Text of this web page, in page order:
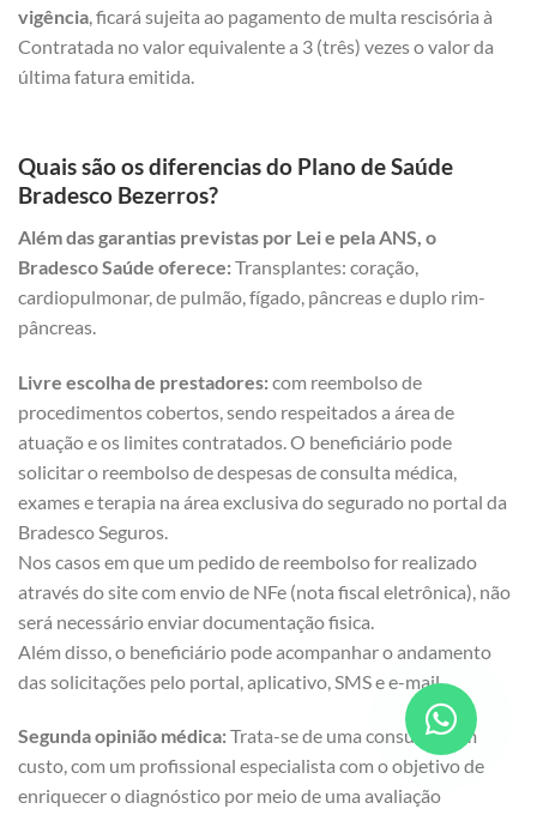
vigência, ficará sujeita ao pagamento de multa rescisória à
Contratada no valor equivalente a 3 (três) vezes o valor da
última fatura emitida.
Quais são os diferencias do Plano de Saúde
Bradesco Bezerros?
Além das garantias previstas por Lei e pela ANS, o
Bradesco Saúde oferece:Transplantes: coração,
cardiopulmonar, de pulmão, fígado, pâncreas e duplo rim-
pâncreas.
Livre escolha de prestadores:com reembolso de
procedimentos cobertos, sendo respeitados a área de
atuação e os limites contratados. O beneficiário pode
solicitar o reembolso de despesas de consulta médica,
exames e terapia na área exclusiva do segurado no portal da
Bradesco Seguros.
Nos casos em que um pedido de reembolso for realizado
através do site com envio de NFe (nota fiscal eletrônica), não
será necessário enviar documentação fisica.
Além disso, o beneficiário pode acompanhar o andamento
das solicitações pelo portal, aplicativo, SMS e e-mail.
Segunda opinião médica:Trata-se de uma consulta, sem
custo, com um profissional especialista com o objetivo de
enriquecer o diagnóstico por meio de uma avaliação